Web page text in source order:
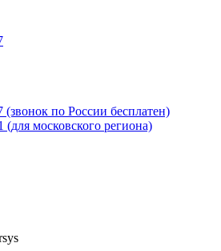
(звонок по России бесплатен)
(для московского региона)